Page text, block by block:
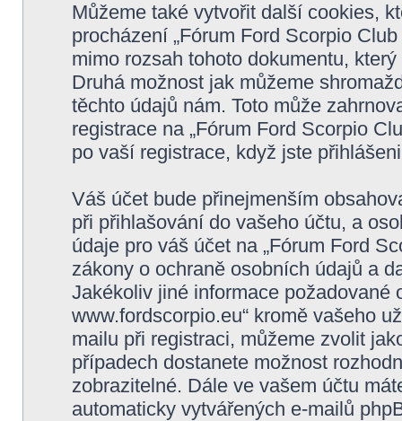
Můžeme také vytvořit další cookies,
procházení „Fórum Ford Scorpio
mimo rozsah tohoto dokumentu,
Druhá možnost jak můžeme
těchto údajů nám. Toto může
registrace na „Fórum Ford Scorpio
po vaší registrace, když jste
Váš účet bude přinejmenším
při přihlašování do vašeho účtu, a
údaje pro váš účet na „Fórum Ford
zákony o ochraně osobních údajů a
Jakékoliv jiné informace požadované
www.fordscorpio.eu“ kromě vašeho
mailu při registraci, můžeme zvolit
případech dostanete možnost
zobrazitelné. Dále ve vašem účtu
automaticky vytvářených e-mailů